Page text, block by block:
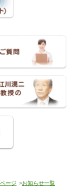
ージ >お知らせ一覧